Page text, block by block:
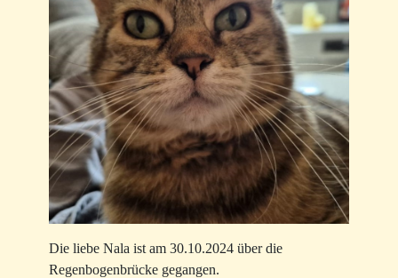
Die liebe Nala ist am 30.10.2024 über die
Regenbogenbrücke gegangen.